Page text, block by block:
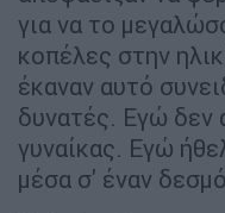
για να το
κοπέλες στην
έκαναν αυτό
δυνατές. Εγώ δεν
γυναίκας. Εγώ
μέσα σ' έναν